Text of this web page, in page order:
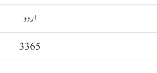
اردو
3365